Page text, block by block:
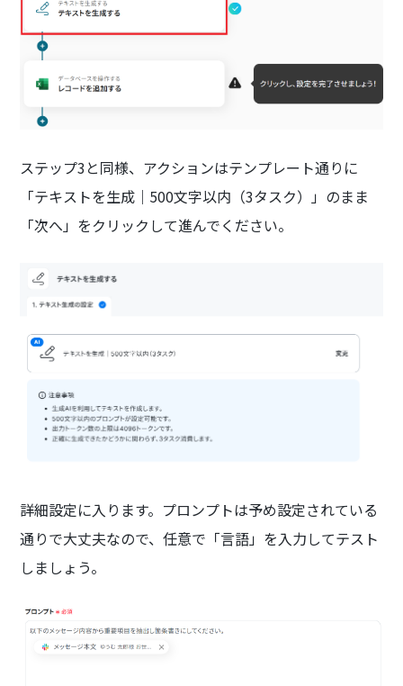
ステップ3と同様、アクションはテンプレート通りに
「テキストを生成｜500文字以内（3タスク）」のまま
「次へ」をクリックして進んでください。
詳細設定に入ります。プロンプトは予め設定されている
通りで大丈夫なので、任意で「言語」を入力してテスト
しましょう。